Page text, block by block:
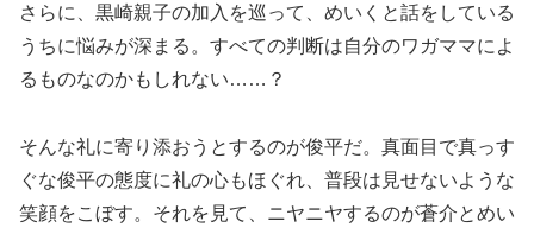
さらに、黒崎親子の加入を巡って、めいくと話をしている
うちに悩みが深まる。すべての判断は自分のワガママによ
るものなのかもしれない……？
そんな礼に寄り添おうとするのが俊平だ。真面目で真っす
ぐな俊平の態度に礼の心もほぐれ、普段は見せないような
笑顔をこぼす。それを見て、ニヤニヤするのが蒼介とめい